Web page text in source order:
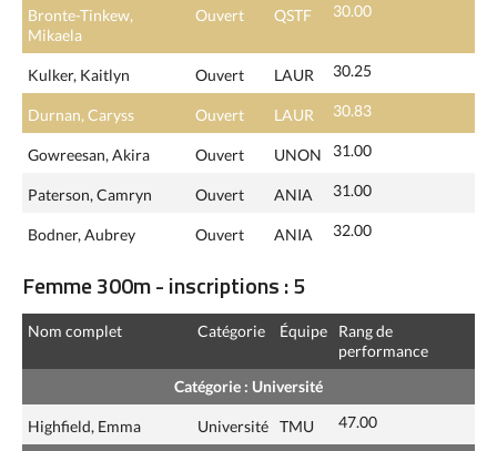
Bronte-Tinkew,
Mikaela
Ouvert QSTF 30.00
Kulker, Kaitlyn Ouvert LAUR 30.25
Durnan, Caryss Ouvert LAUR 30.83
Gowreesan, Akira Ouvert UNON 31.00
Paterson, Camryn Ouvert ANIA 31.00
Bodner, Aubrey Ouvert ANIA 32.00
Femme 300m - inscriptions : 5
Nom complet Catégorie Équipe
Rang de
performance
Catégorie : Université
Highfield, Emma Université TMU 47.00